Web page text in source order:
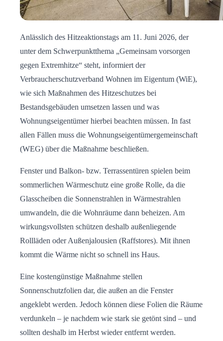
Anlässlich des Hitzeaktionstags am 11. Juni 2026, der
unter dem Schwerpunktthema „Gemeinsam vorsorgen
gegen Extremhitze“ steht, informiert der
Verbraucherschutzverband Wohnen im Eigentum (WiE),
wie sich Maßnahmen des Hitzeschutzes bei
Bestandsgebäuden umsetzen lassen und was
Wohnungseigentümer hierbei beachten müssen. In fast
allen Fällen muss die Wohnungseigentümergemeinschaft
(WEG) über die Maßnahme beschließen.
Fenster und Balkon- bzw. Terrassentüren spielen beim
sommerlichen Wärmeschutz eine große Rolle, da die
Glasscheiben die Sonnenstrahlen in Wärmestrahlen
umwandeln, die die Wohnräume dann beheizen. Am
wirkungsvollsten schützen deshalb außenliegende
Rollläden oder Außenjalousien (Raffstores). Mit ihnen
kommt die Wärme nicht so schnell ins Haus.
Eine kostengünstige Maßnahme stellen
Sonnenschutzfolien dar, die außen an die Fenster
angeklebt werden. Jedoch können diese Folien die Räume
verdunkeln – je nachdem wie stark sie getönt sind – und
sollten deshalb im Herbst wieder entfernt werden.